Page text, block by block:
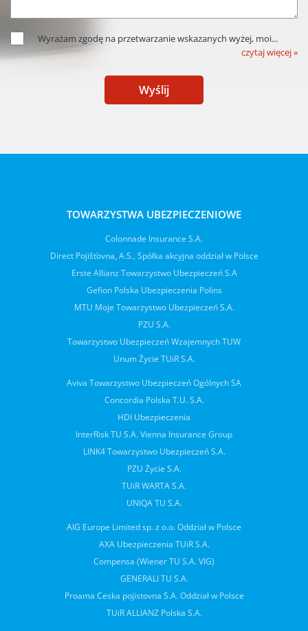
Wyrażam zgodę na przetwarzanie wskazanych wyżej, moi...
czytaj więcej »
Wyślij
TOWARZYSTWA UBEZPIECZENIOWE
Colonnade Insurance S.A.
Direct Pojišťovna, A.S., Spółka akcyjna oddział w Polsce
Erste Allianz Towarzystwo Ubezpieczeń S.A
Gefion Polska Ubezpieczenia Polins
MTU Moje Towarzystwo Ubezpieczeń S.A.
PZU S.A.
Towarzystwo Ubezpieczeń Wzajemnych TUW
Unum Życie TUiR S.A.
Aviva Towarzystwo Ubezpieczeń Ogólnych SA
Concordia Polska T.U. S.A.
HDI Ubezpieczenia
InterRisk TU S.A. Vienna Insurance Group
LINK4 Towarzystwo Ubezpieczeń S.A.
PZU Życie S.A.
TUiR WARTA S.A.
UNIQA TU S.A.
AIG Europe Limited sp. z o.o. Oddział w Polsce
AXA Ubezpieczenia TUiR S.A.
Compensa (Wiener TU S.A. VIG)
GENERALI TU S.A.
Proama Ceska pojistovna S.A. Oddział w Polsce
TUiR ALLIANZ Polska S.A.